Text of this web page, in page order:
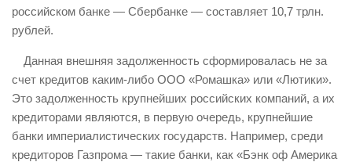
российском банке — Сбербанке — составляет 10,7 трлн.
рублей.
Данная внешняя задолженность сформировалась не за
счет кредитов каким-либо ООО «Ромашка» или «Лютики».
Это задолженность крупнейших российских компаний, а их
кредиторами являются, в первую очередь, крупнейшие
банки империалистических государств. Например, среди
кредиторов Газпрома — такие банки, как «Бэнк оф Америка